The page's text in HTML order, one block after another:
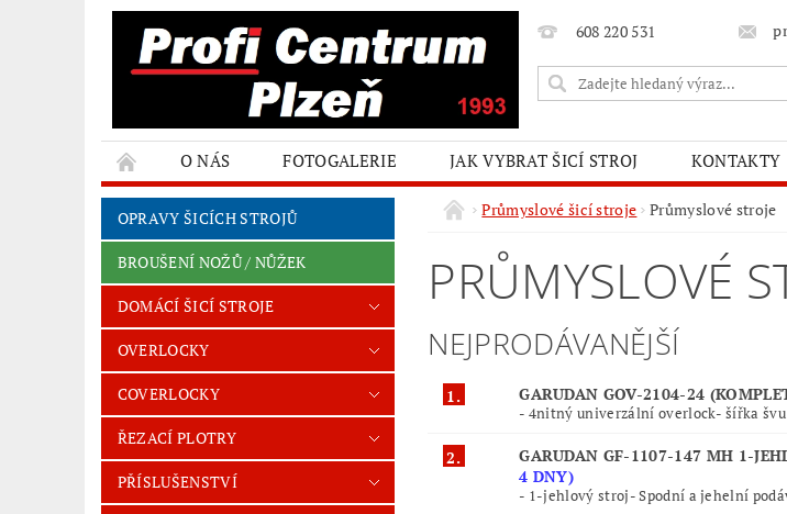
608 220 531
O NÁS FOTOGALERIE JAK VYBRAT ŠICÍ STROJ KONTAKTY
OPRAVY ŠICÍCH STROJŮ
BROUŠENÍ NOŽŮ / NŮŽEK
DOMÁCÍ ŠICÍ STROJE
OVERLOCKY
COVERLOCKY
ŘEZACÍ PLOTRY
PŘÍSLUŠENSTVÍ
Průmyslové šicí stroje Průmyslové stroje
PRŮMYSLOVÉ
NEJPRODÁVANĚJŠÍ
1. GARUDAN GOV-2104-24
- 4nitný univerzální overlock- šířka
2. GARUDAN GF-1107-147 MH 1-
4 DNY)
- 1-jehlový stroj- Spodní a jehelní